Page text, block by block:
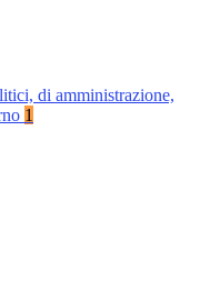
di amministrazione,
1